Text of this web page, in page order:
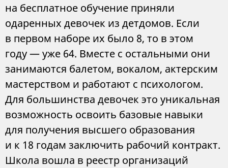
на бесплатное обучение приняли
одаренных девочек из детдомов. Если
в первом наборе их было 8, то в этом
году — уже 64. Вместе с остальными они
занимаются балетом, вокалом, актерским
мастерством и работают с психологом.
Для большинства девочек это уникальная
возможность освоить базовые навыки
для получения высшего образования
и к 18 годам заключить рабочий контракт.
Школа вошла в реестр организаций